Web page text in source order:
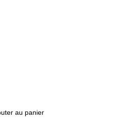
au panier